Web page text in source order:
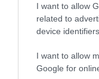
I want to allow
related to
device
I want to allow
Google for
Ahogy arról
cég Európában is
veszi majd fel a
vagy aFerrari–